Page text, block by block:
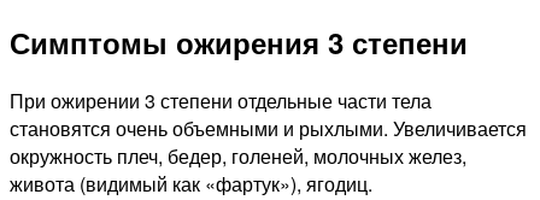
Симптомы ожирения 3 степени
При ожирении 3 степени отдельные части тела
становятся очень объемными и рыхлыми. Увеличивается
окружность плеч, бедер, голеней, молочных желез,
живота (видимый как «фартук»), ягодиц.